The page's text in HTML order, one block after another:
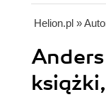
Helion.pl »